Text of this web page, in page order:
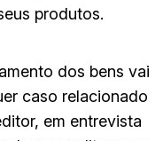
produtos.
dos bens vai
caso relacionado
em entrevista